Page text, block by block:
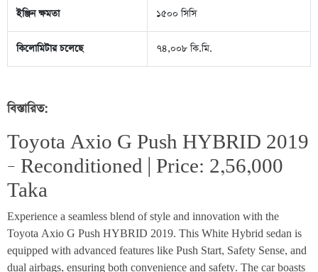
ইঞ্জিন ক্ষমতা ১৫০০ সিসি
কিলোমিটার চলেছে ৭৪,০০৮ কি.মি.
বিস্তারিত:
Toyota Axio G Push HYBRID 2019
– Reconditioned | Price: 2,56,000
Taka
Experience a seamless blend of style and innovation with the
Toyota Axio G Push HYBRID 2019. This White Hybrid sedan is
equipped with advanced features like Push Start, Safety Sense, and
dual airbags, ensuring both convenience and safety. The car boasts